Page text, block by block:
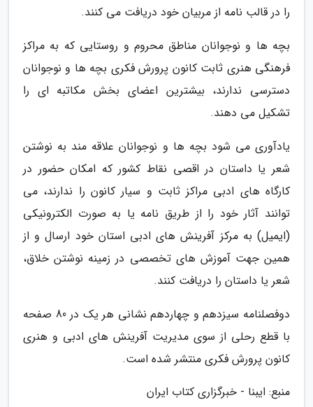
را در قالب نامه از مربیان خود دریافت می کنند.
بچه ها و نوجوانان مناطق محروم و روستایی که به مراکز
فرهنگی هنری ثابت کانون پرورش فکری بچه ها و نوجوانان
دسترسی ندارند، بیشترین اعضای بخش مکاتبه ای را
تشکیل می دهند.
یادآوری می شود بچه ها و نوجوانان علاقه مند به نوشتن
شعر یا داستان در اقصی نقاط کشور که امکان حضور در
کارگاه های ادبی مراکز ثابت و سیار کانون را ندارند، می
توانند آثار خود را از طریق نامه یا به صورت الکترونیکی
(ایمیل) به مرکز آفرینش های ادبی استان خود ارسال و از
همین جهت آموزش های تخصصی در زمینه نوشتن خلاق،
شعر یا داستان را دریافت کنند.
دوفصلنامه سیزدهم و چهاردهم نشانی هر یک در 80 صفحه
با قطع رحلی از سوی مدیریت آفرینش های ادبی و هنری
کانون پرورش فکری منتشر شده است.
منبع: ایبنا - خبرگزاری کتاب ایران